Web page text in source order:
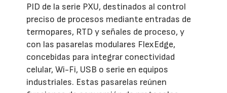
PID de la serie PXU, destinados al control
preciso de procesos mediante entradas de
termopares, RTD y señales de proceso, y
con las pasarelas modulares FlexEdge,
concebidas para integrar conectividad
celular, Wi-Fi, USB o serie en equipos
industriales. Estas pasarelas reúnen